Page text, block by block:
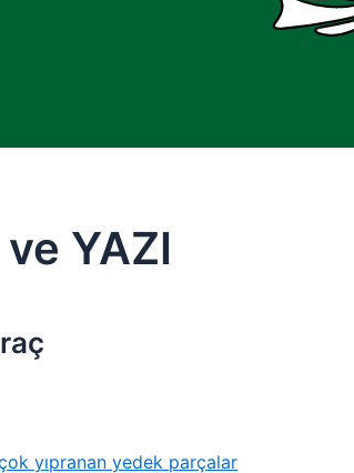
YAZI
yıpranan yedek parçalar